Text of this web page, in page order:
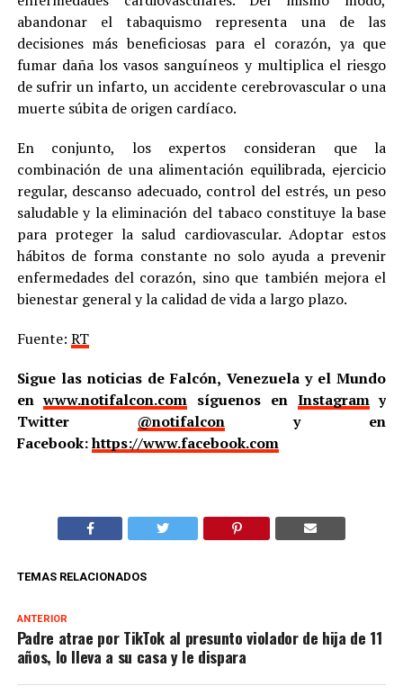
abandonar el tabaquismo representa una de las
decisiones más beneficiosas para el corazón, ya que
fumar daña los vasos sanguíneos y multiplica el riesgo
de sufrir un infarto, un accidente cerebrovascular o una
muerte súbita de origen cardíaco.
En conjunto, los expertos consideran que la
combinación de una alimentación equilibrada, ejercicio
regular, descanso adecuado, control del estrés, un peso
saludable y la eliminación del tabaco constituye la base
para proteger la salud cardiovascular. Adoptar estos
hábitos de forma constante no solo ayuda a prevenir
enfermedades del corazón, sino que también mejora el
bienestar general y la calidad de vida a largo plazo.
Fuente: RT
Sigue las noticias de Falcón, Venezuela y el Mundo
enwww.notifalcon.com síguenos en Instagramy
Twitter @notifalcony en
Facebook:https://www.facebook.com
TEMAS RELACIONADOS
ANTERIOR
Padre atrae por TikTok al presunto violador de hija de 11
años, lo lleva a su casa y le dispara